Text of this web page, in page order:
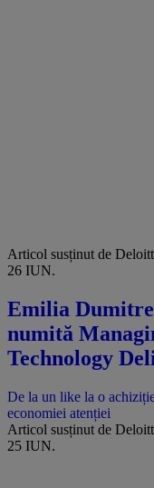
Articol susținut de
26 IUN.
Emilia
numită
Technology
De la un like la o
economiei atenției
Articol susținut de
25 IUN.